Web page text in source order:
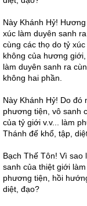
Này Khánh Hỷ!
xúc làm duyên sanh
cùng các thọ do tỷ
không của hương
làm duyên sanh ra
không hai phần.
Này Khánh Hỷ! Do đó
phương tiện, vô sanh
của tỷ giới v.v... làm
Thánh đế khổ, tập,
Bạch Thế Tôn! Vì sao
sanh của thiệt giới
phương tiện, hồi
diệt, đạo?